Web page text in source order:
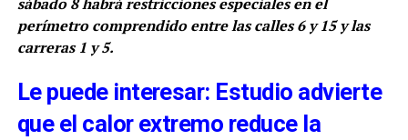
perímetro comprendido entre las calles 6 y 15 y las
carreras 1 y 5.
Le puede interesar: Estudio advierte
que el calor extremo reduce la